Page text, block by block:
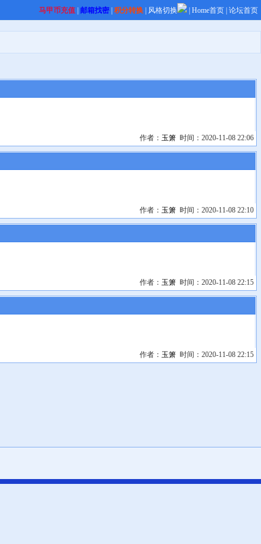
马甲币充值 邮箱找密 积分转换 风格切换 Home首页 论坛首页
作者： 玉箫时间：2020-11-08 22:06
作者： 玉箫时间：2020-11-08 22:10
作者： 玉箫时间：2020-11-08 22:15
作者： 玉箫时间：2020-11-08 22:15